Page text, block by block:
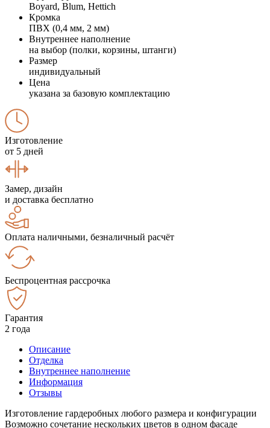
Boyard, Blum, Hettich
Кромка
ПВХ (0,4 мм, 2 мм)
Внутреннее наполнение
на выбор (полки, корзины, штанги)
Размер
индивидуальный
Цена
указана за базовую комплектацию
Изготовление
от 5 дней
Замер, дизайн
и доставка бесплатно
Оплата наличными, безналичный расчёт
Беспроцентная рассрочка
Гарантия
2 года
Описание
Отделка
Внутреннее наполнение
Информация
Отзывы
Изготовление гардеробных любого размера и конфигурации
Возможно сочетание нескольких цветов в одном фасаде